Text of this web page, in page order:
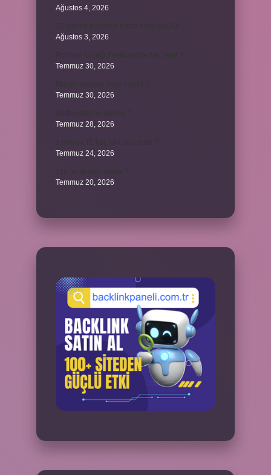
Ağustos 4, 2026
Ağustos 3, 2026
Temmuz 30, 2026
Temmuz 30, 2026
Temmuz 28, 2026
Temmuz 24, 2026
Temmuz 20, 2026